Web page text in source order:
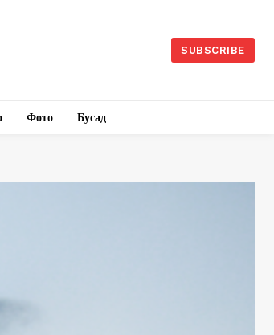
SUBSCRIBE
Фото Бусад